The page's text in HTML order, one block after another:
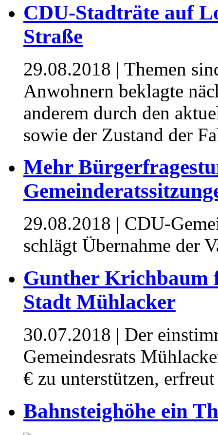
CDU-Stadträte auf
Straße
29.08.2018 | Themen
Anwohnern beklagte
anderem durch den
sowie der Zustand der
Mehr
29.08.2018 | CDU-
schlägt Übernahme der
Gunther Krichbaum
Stadt Mühlacker
30.07.2018 | Der
Gemeindesrats
€ zu unterstützen,
Bahnsteighöhe ein